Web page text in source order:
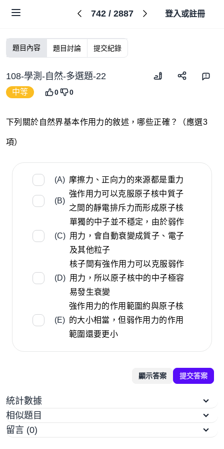
742/ 2887 登入或註冊
題目內容 題目討論 提交紀錄
108-學測-自然-多選題-22
中等 0 0
下列關於自然界基本作用力的敘述，哪些正確？（應選3
項）
(A) 摩擦力、正向力的來源都是重力
(B)
強作用力可以克服原子核中質子
之間的靜電排斥力而形成原子核
(C)
單獨的中子並不穩定，由於弱作
用力，會自動衰變成質子、電子
及其他粒子
(D)
核子間有強作用力可以克服弱作
用力，所以原子核中的中子極容
易發生衰變
(E)
強作用力的作用範圍約與原子核
的大小相當，但弱作用力的作用
範圍還要更小
顯示答案 提交答案
統計數據
相似題目
留言 (0)